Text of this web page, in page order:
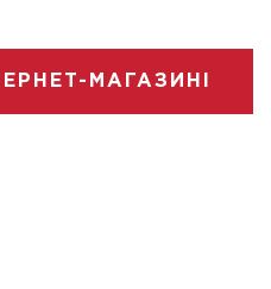
МАГАЗИНІ